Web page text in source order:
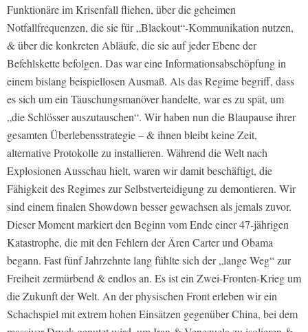
Funktionäre im Krisenfall fliehen, über die geheimen
Notfallfrequenzen, die sie für „Blackout“-Kommunikation nutzen,
& über die konkreten Abläufe, die sie auf jeder Ebene der
Befehlskette befolgen. Das war eine Informationsabschöpfung in
einem bislang beispiellosen Ausmaß. Als das Regime begriff, dass
es sich um ein Täuschungsmanöver handelte, war es zu spät, um
„die Schlösser auszutauschen“. Wir haben nun die Blaupause ihrer
gesamten Überlebensstrategie – & ihnen bleibt keine Zeit,
alternative Protokolle zu installieren. Während die Welt nach
Explosionen Ausschau hielt, waren wir damit beschäftigt, die
Fähigkeit des Regimes zur Selbstverteidigung zu demontieren. Wir
sind einem finalen Showdown besser gewachsen als jemals zuvor.
Dieser Moment markiert den Beginn vom Ende einer 47-jährigen
Katastrophe, die mit den Fehlern der Ären Carter und Obama
begann. Fast fünf Jahrzehnte lang fühlte sich der „lange Weg“ zur
Freiheit zermürbend & endlos an. Es ist ein Zwei-Fronten-Krieg um
die Zukunft der Welt. An der physischen Front erleben wir ein
Schachspiel mit extrem hohen Einsätzen gegenüber China, bei dem